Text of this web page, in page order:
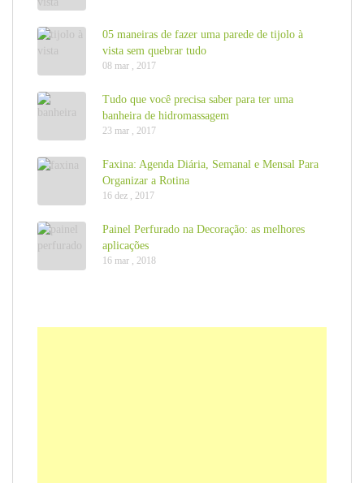
05 maneiras de fazer uma parede de tijolo à
vista sem quebrar tudo
08 mar , 2017
Tudo que você precisa saber para ter uma
banheira de hidromassagem
23 mar , 2017
Faxina: Agenda Diária, Semanal e Mensal Para
Organizar a Rotina
16 dez , 2017
Painel Perfurado na Decoração: as melhores
aplicações
16 mar , 2018